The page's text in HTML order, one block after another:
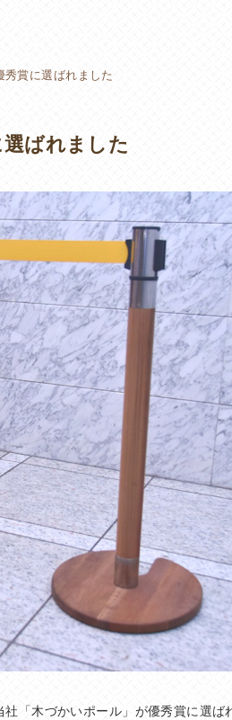
秀賞に選ばれました
ばれました
「木づかいポール」が優秀賞に選ば